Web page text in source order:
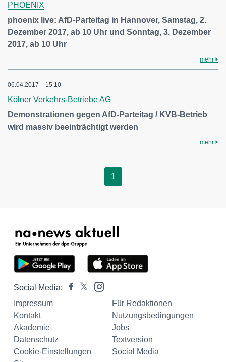
PHOENIX
phoenix live: AfD-Parteitag in Hannover, Samstag, 2.
Dezember 2017, ab 10 Uhr und Sonntag, 3. Dezember
2017, ab 10 Uhr
mehr
06.04.2017 – 15:10
Kölner Verkehrs-Betriebe AG
Demonstrationen gegen AfD-Parteitag / KVB-Betrieb
wird massiv beeinträchtigt werden
mehr
1
Social Media:
Impressum
Für Redaktionen
Kontakt
Nutzungsbedingungen
Akademie
Jobs
Datenschutz
Textversion
Cookie-Einstellungen
Social Media